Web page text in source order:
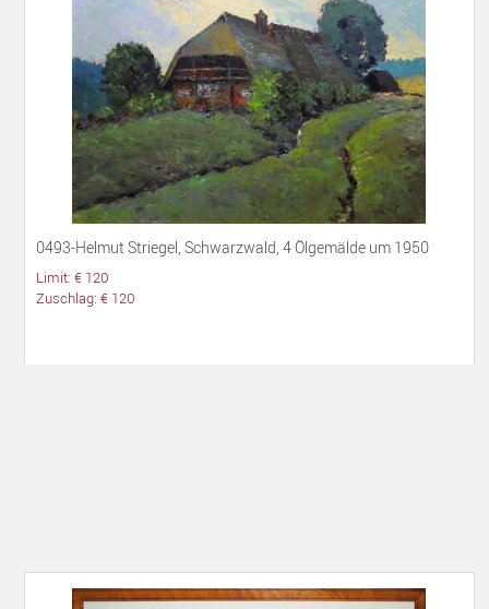
0493-Helmut Striegel, Schwarzwald, 4 Ölgemälde um 1950
Limit: € 120
Zuschlag: € 120